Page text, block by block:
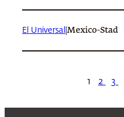
El Universal Mexico-Stad
1 2 3